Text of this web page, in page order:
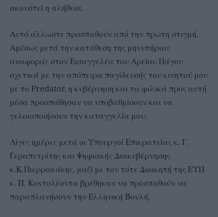
ακουστεί η αλήθεια.
Αυτό άλλωστε προσπαθούν από την πρώτη στιγμή.
Αμέσως μετά την κατάθεση της μηνυτήριας
αναφοράς στον Εισαγγελέα του Αρείου Πάγου
σχετικά με την απόπειρα παγίδευσής του κινητού μου
με το Predator, η κυβέρνηση και τα φιλικά προς αυτή
μέσα προσπάθησαν να υποβαθμίσουν και να
γελοιοποιήσουν την καταγγελία μου.
Λίγες ημέρες μετά οι Υπουργοί Επικρατείας κ. Γ.
Γεραπετρίτης και Ψηφιακής Διακυβέρνησης
κ.Κ.Πιερρακάκης, μαζί με τον τότε Διοικητή της ΕΥΠ
κ. Π. Κοντολέοντα βρέθηκαν να προσπαθούν να
παραπλανήσουν την Ελληνική Βουλή.